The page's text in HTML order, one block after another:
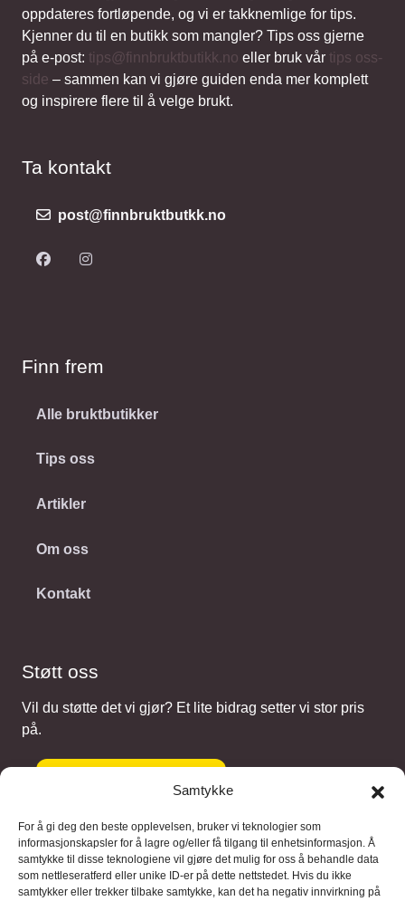
Samtykke
For å gi deg den beste opplevelsen, bruker vi teknologier som
informasjonskapsler for å lagre og/eller få tilgang til enhetsinformasjon. Å
samtykke til disse teknologiene vil gjøre det mulig for oss å behandle data
som nettleseratferd eller unike ID-er på dette nettstedet. Hvis du ikke
samtykker eller trekker tilbake samtykke, kan det ha negativ innvirkning på
oppdateres fortløpende, og vi er takknemlige for tips.
Kjenner du til en butikk som mangler? Tips oss gjerne
på e-post: tips@finnbruktbutikk.no eller bruk vår tips oss-
side – sammen kan vi gjøre guiden enda mer komplett
og inspirere flere til å velge brukt.
Ta kontakt
post@finnbruktbutkk.no
Finn frem
Alle bruktbutikker
Tips oss
Artikler
Om oss
Kontakt
Støtt oss
Vil du støtte det vi gjør? Et lite bidrag setter vi stor pris
på.
Gi et bidrag
Samarbeidspartnere